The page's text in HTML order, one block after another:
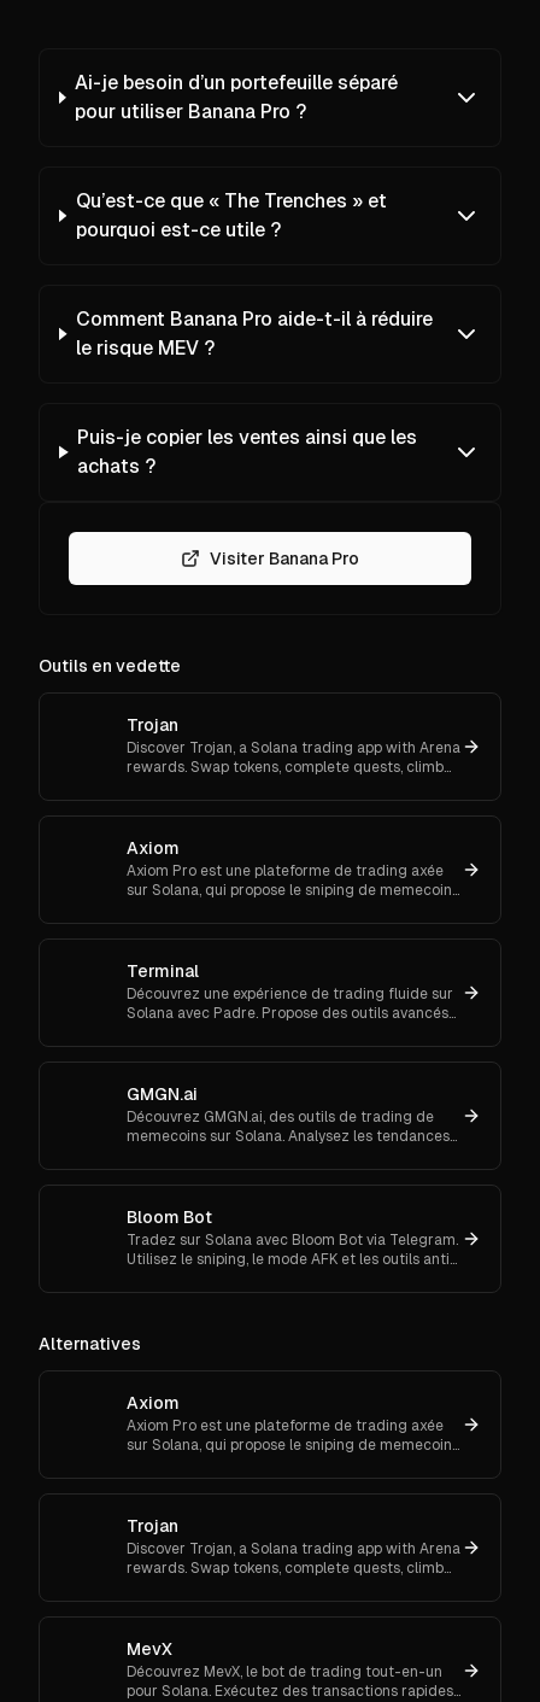
Ai-je besoin d’un portefeuille séparé
pour utiliser Banana Pro ?
Qu’est-ce que « The Trenches » et
pourquoi est-ce utile ?
Comment Banana Pro aide-t-il à réduire
le risque MEV ?
Puis-je copier les ventes ainsi que les
achats ?
Visiter Banana Pro
Outils en vedette
Trojan
Discover Trojan, a Solana trading app with Arena
rewards. Swap tokens, complete quests, climb
now and start earn
Axiom
Axiom Pro est une plateforme de trading axée
sur Solana, qui propose le sniping de memecoins,
Terminal
Découvrez une expérience de trading fluide sur
Solana avec Padre. Propose des outils avancés
portefeuille.
GMGN.ai
Découvrez GMGN.ai, des outils de trading de
memecoins sur Solana. Analysez les tendances
des swaps inter-chaînes.
Bloom Bot
Tradez sur Solana avec Bloom Bot via Telegram.
Utilisez le sniping, le mode AFK et les outils anti-
transactions crypto.
Alternatives
Axiom
Axiom Pro est une plateforme de trading axée
sur Solana, qui propose le sniping de memecoins,
Trojan
Discover Trojan, a Solana trading app with Arena
rewards. Swap tokens, complete quests, climb
now and start earn
MevX
Découvrez MevX, le bot de trading tout-en-un
pour Solana. Exécutez des transactions rapides,